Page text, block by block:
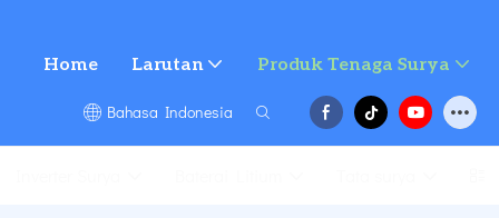
Home Larutan Produk Tenaga Surya
Bahasa Indonesia